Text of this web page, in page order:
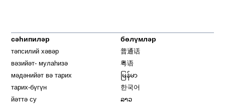
сәһипиләр
тәпсилий хәвәр
вәзийәт- мулаһизә
мәдәнийәт вә тарих
тарих-бүгүн
йәттә су
бөлүмләр
普通话
粤语
မြန်မာ
한국어
ລາວ